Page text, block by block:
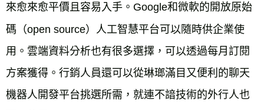
來愈來愈平價且容易入手。Google和微軟的開放原始
碼（open source）人工智慧平台可以隨時供企業使
用。雲端資料分析也有很多選擇，可以透過每月訂閱
方案獲得。行銷人員還可以從琳瑯滿目又便利的聊天
機器人開發平台挑選所需，就連不諳技術的外行人也